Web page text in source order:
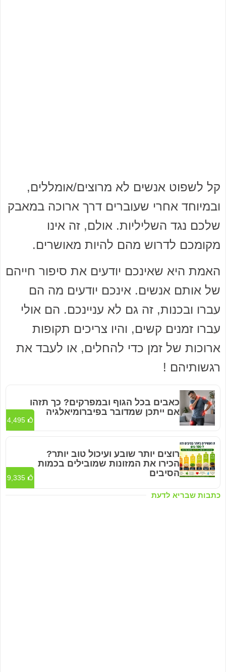
קל לשפוט אנשים לא מרוצים/אומללים,
ובמיוחד אחרי שעוברים דרך ארוכה במאבק
שלכם נגד השליליות. אולם, זה אינו
מקומכם לדרוש מהם להיות מאושרים.
האמת היא שאינכם יודעים את סיפור חייהם
של אותם אנשים. אינכם יודעים מה הם
עברו ובכנות, זה גם לא עניינכם. הם אולי
עברו זמנים קשים, והיו צריכים תקופות
ארוכות של זמן כדי להחלים, או לעבד את
רגשותיהם !
כתבות שבריא לדעת
כאבים בכל הגוף ובמפרקים? כך תזהו
אם ייתכן שמדובר בפיברומיאלגיה
4,495
רוצים יותר שובע ועיכול טוב יותר?
הכירו את המזונות שמובילים בכמות
הסיבים
9,335